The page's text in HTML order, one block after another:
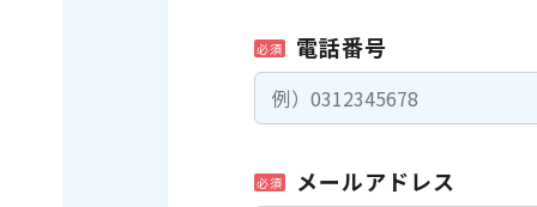
必須 電話番号
必須 メールアドレス